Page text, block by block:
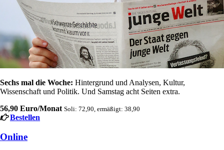
Sechs mal die Woche: Hintergrund und Analysen, Kultur,
Wissenschaft und Politik. Und Samstag acht Seiten extra.
56,90 Euro/Monat Soli: 72,90, ermäßigt: 38,90
Bestellen
Online